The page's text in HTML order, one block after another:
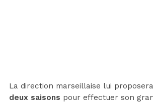
La direction marseillaise lui
deux saisons pour effectuer son